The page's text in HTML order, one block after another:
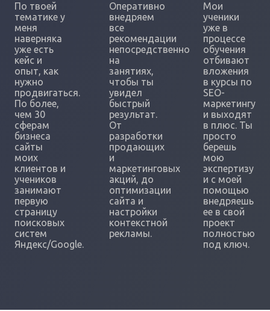
По твоей
тематике у
меня
наверняка
уже есть
кейс и
опыт, как
нужно
продвигаться.
По более,
чем 30
сферам
бизнеса
сайты
моих
клиентов и
учеников
занимают
первую
страницу
поисковых
систем
Яндекс/Google.
Оперативно
внедряем
все
рекомендации
непосредственно
на
занятиях,
чтобы ты
увидел
быстрый
результат.
От
разработки
продающих
и
маркетинговых
акций, до
оптимизации
сайта и
настройки
контекстной
рекламы.
Мои
ученики
уже в
процессе
обучения
отбивают
вложения
в курсы по
SEO-
маркетингу
и выходят
в плюс. Ты
просто
берешь
мою
экспертизу
и с моей
помощью
внедряешь
ее в свой
проект
полностью
под ключ.